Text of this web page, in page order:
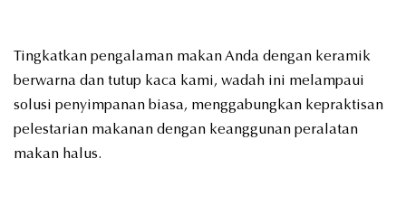
Tingkatkan pengalaman makan Anda dengan keramik
berwarna dan tutup kaca kami, wadah ini melampaui
solusi penyimpanan biasa, menggabungkan kepraktisan
pelestarian makanan dengan keanggunan peralatan
makan halus.